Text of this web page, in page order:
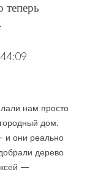
теперь
нам просто
дом.
и они реально
дерево
—